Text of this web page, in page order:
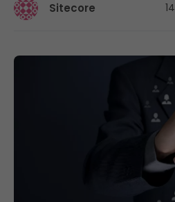
Sitecore